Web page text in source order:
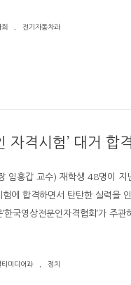
전기자동차과
자격시험’ 대거 합
임홍갑 교수) 재학생 48명이 지
에 합격하면서 탄탄한 실력을
국영상전문인자격협회’가 주관
티미디어과 정치